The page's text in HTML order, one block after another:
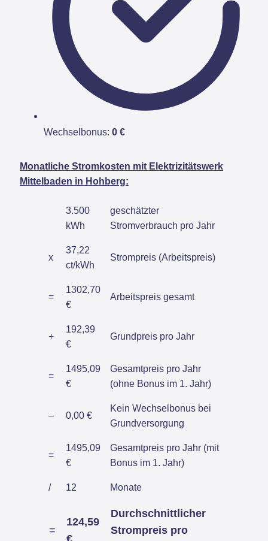
Wechselbonus: 0 €
Monatliche Stromkosten mit Elektrizitätswerk
Mittelbaden in Hohberg:
3.500
kWh
geschätzter
Stromverbrauch pro Jahr
x
37,22
ct/kWh
Strompreis (Arbeitspreis)
=
1302,70
€
Arbeitspreis gesamt
+
192,39
€
Grundpreis pro Jahr
=
1495,09
€
Gesamtpreis pro Jahr
(ohne Bonus im 1. Jahr)
– 0,00 €
Kein Wechselbonus bei
Grundversorgung
=
1495,09
€
Gesamtpreis pro Jahr (mit
Bonus im 1. Jahr)
/ 12 Monate
=
124,59
€
Durchschnittlicher
Strompreis pro